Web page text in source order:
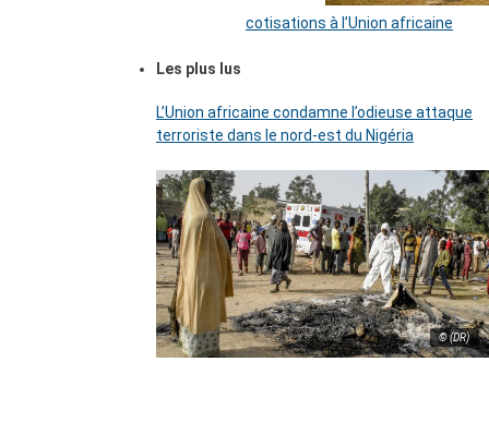
cotisations à l’Union africaine
Les plus lus
L’Union africaine condamne l’odieuse attaque
terroriste dans le nord-est du Nigéria
© (DR)